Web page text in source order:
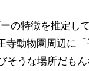
の特徴を推定し
寺動物園周辺に
うな場所だもん